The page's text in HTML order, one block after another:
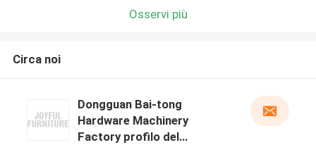
Osservi più
Circa noi
Dongguan Bai-tong
Hardware Machinery
Factory profilo del